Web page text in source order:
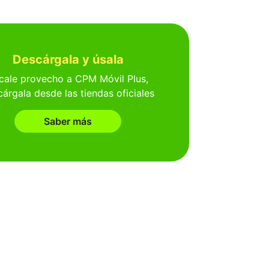
Descárgala y úsala
provecho a CPM Móvil Plus,
desde las tiendas oficiales
Saber más